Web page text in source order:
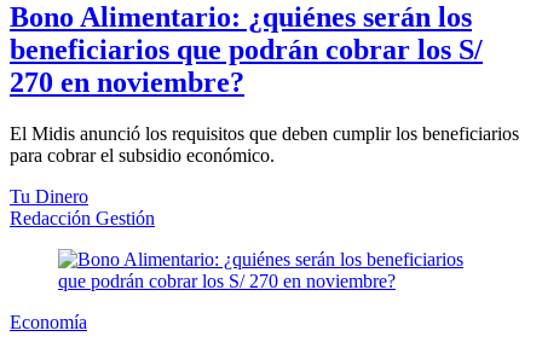
Bono Alimentario: ¿quiénes serán los
beneficiarios que podrán cobrar los S/
270 en noviembre?
El Midis anunció los requisitos que deben cumplir los beneficiarios
para cobrar el subsidio económico.
Tu Dinero
Redacción Gestión
Economía